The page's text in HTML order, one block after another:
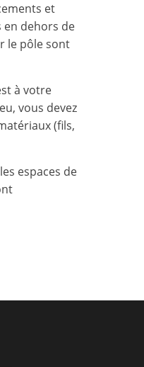
et
en dehors de
le pôle sont
à votre
vous devez
(fils,
espaces de